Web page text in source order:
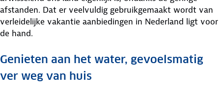
afstanden. Dat er veelvuldig gebruikgemaakt wordt van
verleidelijke vakantie aanbiedingen in Nederland ligt voor
de hand.
Genieten aan het water, gevoelsmatig
ver weg van huis